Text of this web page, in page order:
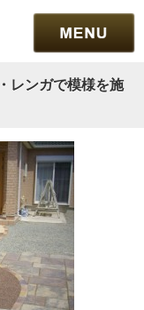
レンガで模様を施